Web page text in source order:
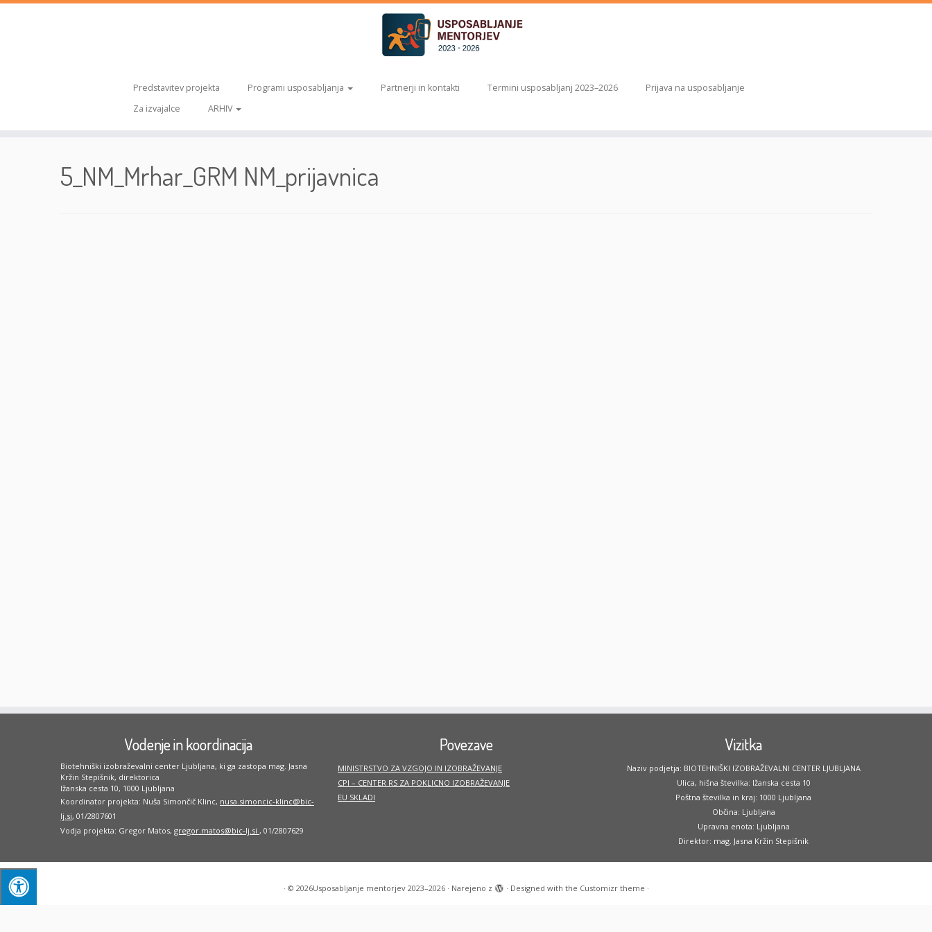
Predstavitev projekta Programi usposabljanja Partnerji in kontakti Termini usposabljanj 2023–2026
Prijava na usposabljanje
Za izvajalce
ARHIV
5_NM_Mrhar_GRM NM_prijavnica
Vodenje in koordinacija
Biotehniški izobraževalni center Ljubljana, ki ga zastopa mag. Jasna
Kržin Stepišnik, direktorica
Ižanska cesta 10, 1000 Ljubljana
Koordinator projekta: Nuša Simončič Klinc, nusa.simoncic-klinc@bic-
lj.si, 01/2807601
Vodja projekta: Gregor Matos, gregor.matos@bic-lj.si , 01/2807629
Povezave
MINISTRSTVO ZA VZGOJO IN IZOBRAŽEVANJE
CPI – CENTER RS ZA POKLICNO IZOBRAŽEVANJE
EU SKLADI
Vizitka
Naziv podjetja: BIOTEHNIŠKI IZOBRAŽEVALNI CENTER LJUBLJANA
Ulica, hišna številka: Ižanska cesta 10
Poštna številka in kraj: 1000 Ljubljana
Občina: Ljubljana
Upravna enota: Ljubljana
Direktor: mag. Jasna Kržin Stepišnik
· © 2026Usposabljanje mentorjev 2023–2026· Narejeno z · Designed with the Customizr theme ·